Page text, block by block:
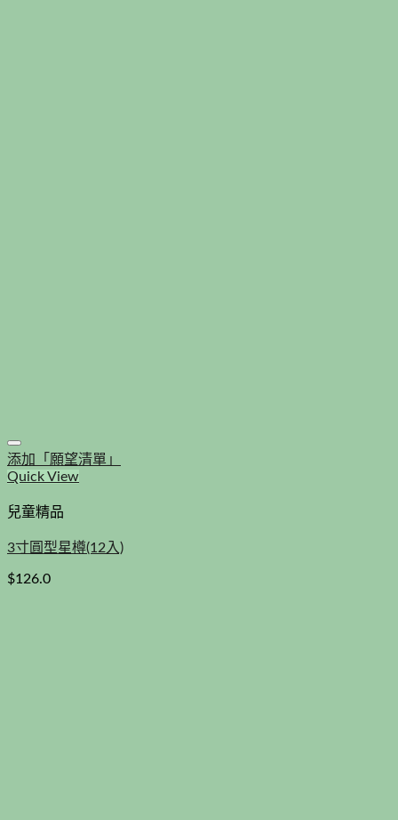
添加「願望清單」
Quick View
兒童精品
3寸圓型星樽(12入)
$126.0